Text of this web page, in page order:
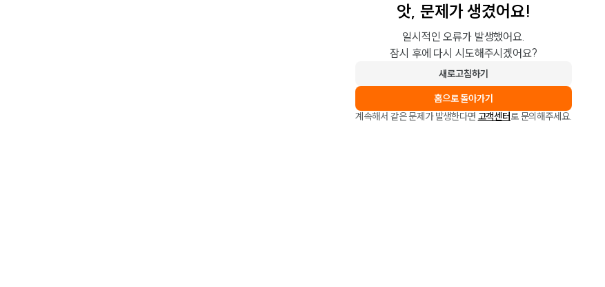
앗, 문제가 생겼어요!
일시적인 오류가 발생했어요.
잠시 후에 다시 시도해주시겠어요?
새로고침하기
홈으로 돌아가기
계속해서 같은 문제가 발생한다면 고객센터로 문의해주세요.